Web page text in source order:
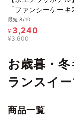
「ファンシーケーキ
セット」
最短 8/10
¥ 3,240
¥3,600
お歳暮・
ランスイー
商品一覧